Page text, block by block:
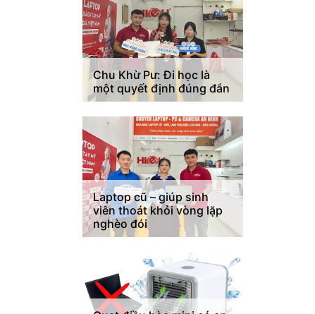
Chu Khừ Pư: Đi học là
một quyết định đúng đắn
Laptop cũ – giúp sinh
viên thoát khỏi vòng lặp
nghèo đói